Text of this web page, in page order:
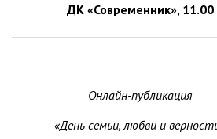
ДК «Современник», 11.00
Онлайн-публикация
«День семьи, любви и